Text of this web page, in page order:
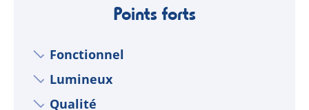
Points forts
Fonctionnel
Lumineux
Qualité